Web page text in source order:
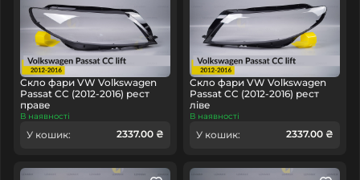
Скло фари VW Volkswagen
Passat CC (2012-2016) рест
праве
В наявності
У кошик: 2337.00 ₴
Скло фари VW Volkswagen
Passat CC (2012-2016) рест
ліве
В наявності
У кошик: 2337.00 ₴